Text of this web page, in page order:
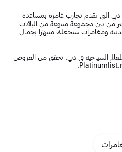
التي تقدم تجارب غامرة بمساعدة
من بين مجموعة متنوعة من الباقات
ومغامرات ستجعلك منبهرًا بجمال
السياحية في دبي. تحقق من العروض